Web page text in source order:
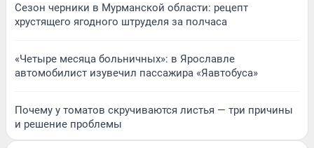
Сезон черники в Мурманской области: рецепт
хрустящего ягодного штруделя за полчаса
«Четыре месяца больничных»: в Ярославле
автомобилист изувечил пассажира «Яавтобуса»
Почему у томатов скручиваются листья — три причины
и решение проблемы